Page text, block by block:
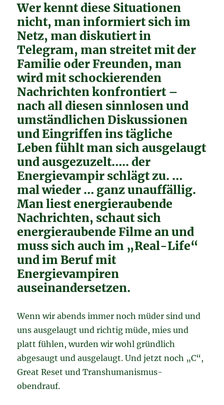
Wer kennt diese Situationen
nicht, man informiert sich im
Netz, man diskutiert in
Telegram, man streitet mit der
Familie oder Freunden, man
wird mit schockierenden
Nachrichten konfrontiert –
nach all diesen sinnlosen und
umständlichen Diskussionen
und Eingriffen ins tägliche
Leben fühlt man sich ausgelaugt
und ausgezuzelt….. der
Energievampir schlägt zu. …
mal wieder … ganz unauffällig.
Man liest energieraubende
Nachrichten, schaut sich
energieraubende Filme an und
muss sich auch im „Real-Life“
und im Beruf mit
Energievampiren
auseinandersetzen.
Wenn wir abends immer noch müder sind und
uns ausgelaugt und richtig müde, mies und
platt fühlen, wurden wir wohl gründlich
abgesaugt und ausgelaugt. Und jetzt noch „C“,
Great Reset und Transhumanismus-
obendrauf.